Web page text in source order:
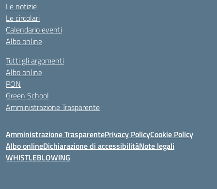
Le notizie
Le circolari
Calendario eventi
Albo online
Tutti gli argomenti
Albo online
PON
Green School
Amministrazione Trasparente
Amministrazione TrasparentePrivacy PolicyCookie Policy
Albo onlineDichiarazione di accessibilitàNote legali
WHISTLEBLOWING